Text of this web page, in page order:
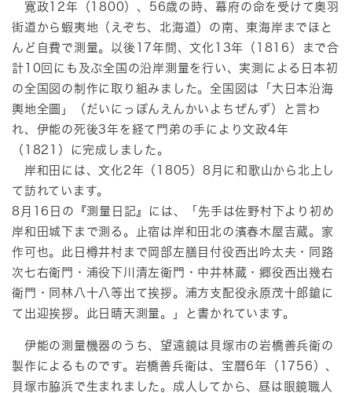
寛政12年（1800）、56歳の時、幕府の命を受けて奥羽
街道から蝦夷地（えぞち、北海道）の南、東海岸までほと
んど自費で測量。以後17年間、文化13年（1816）まで合
計10回にも及ぶ全国の沿岸測量を行い、実測による日本初
の全国図の制作に取り組みました。全国図は「大日本沿海
輿地全圖」（だいにっぽんえんかいよちぜんず）と言わ
れ、伊能の死後3年を経て門弟の手により文政4年
（1821）に完成しました。
岸和田には、文化2年（1805）8月に和歌山から北上し
て訪れています。
8月16日の『測量日記』には、「先手は佐野村下より初め
岸和田城下まで測る。止宿は岸和田北の濱春木屋吉蔵。家
作可也。此日樽井村まで岡部左膳目付役西出吟太夫・同路
次七右衛門・浦役下川清左衛門・中井林蔵・郷役西出幾右
衛門・同林八十八等出て挨拶。浦方支配役永原茂十郎鎗に
て出迎挨拶。此日晴天測量。」と書かれています。
伊能の測量機器のうち、望遠鏡は貝塚市の岩橋善兵衛の
製作によるものです。岩橋善兵衛は、宝暦6年（1756）、
貝塚市脇浜で生まれました。成人してから、昼は眼鏡職人